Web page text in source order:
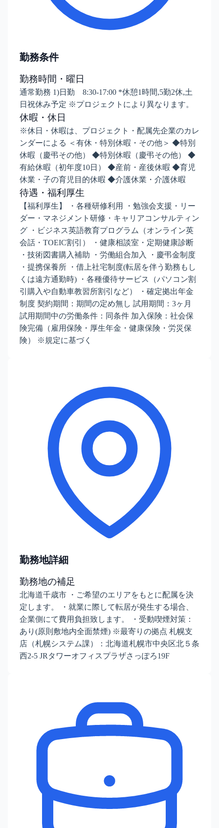
勤務条件
勤務時間・曜日
通常勤務 1)日勤 8:30-17:00 *休憩1時間,5勤2休,土
日祝休み予定 ※プロジェクトにより異なります。
休暇・休日
※休日・休暇は、プロジェクト・配属先企業のカレ
ンダーによる ＜有休・特別休暇・その他＞ ◆特別
休暇（慶弔その他） ◆特別休暇（慶弔その他） ◆
有給休暇（初年度10日） ◆産前・産後休暇 ◆育児
休業・子の育児目的休暇 ◆介護休業・介護休暇
待遇・福利厚生
【福利厚生】 ・各種研修利用 ・勉強会支援・リー
ダー・マネジメント研修・キャリアコンサルティン
グ ・ビジネス英語教育プログラム（オンライン英
会話・TOEIC割引） ・健康相談室・定期健康診断
・技術図書購入補助 ・労働組合加入 ・慶弔金制度
・提携保養所 ・借上社宅制度(転居を伴う勤務もし
くは遠方通勤時) ・各種優待サービス（パソコン割
引購入や自動車教習所割引など） ・確定拠出年金
制度 契約期間：期間の定め無し 試用期間：3ヶ月
試用期間中の労働条件：同条件 加入保険：社会保
険完備（雇用保険・厚生年金・健康保険・労災保
険） ※規定に基づく
勤務地詳細
勤務地の補足
北海道千歳市 ・ご希望のエリアをもとに配属を決
定します。 ・就業に際して転居が発生する場合、
企業側にて費用負担致します。 ・受動喫煙対策：
あり(原則敷地内全面禁煙) ※最寄りの拠点 札幌支
店（札幌システム課）：北海道札幌市中央区北５条
西2-5 JRタワーオフィスプラザさっぽろ19F